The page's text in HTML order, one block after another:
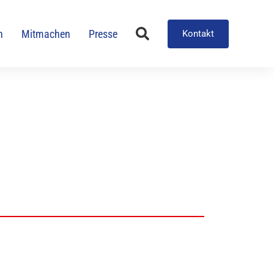
Mitmachen Presse Kontakt